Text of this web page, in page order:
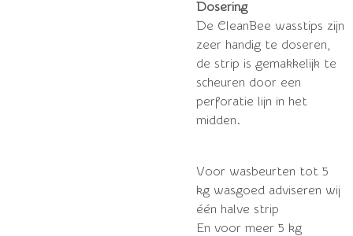
Dosering
De CleanBee wasstips zijn
zeer handig te doseren,
de strip is gemakkelijk te
scheuren door een
perforatie lijn in het
midden.
Voor wasbeurten tot 5
kg wasgoed adviseren wij
één halve strip
En voor meer 5 kg